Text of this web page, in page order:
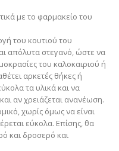
με το φαρμακείο του
του κουτιού του
απόλυτα στεγανό, ώστε να
του καλοκαιριού ή
αρκετές θήκες ή
τα υλικά και να
αν χρειάζεται ανανέωση.
χωρίς όμως να είναι
εύκολα. Επίσης, θα
και δροσερό και